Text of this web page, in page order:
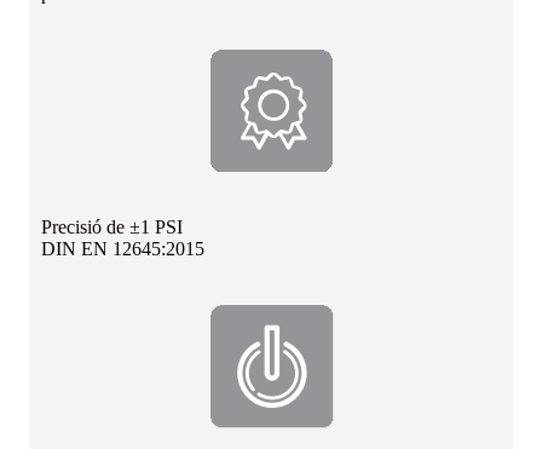
Precisió de ±1 PSI
DIN EN 12645:2015